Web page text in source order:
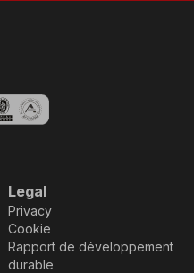
Legal
Privacy
Cookie
Rapport de développement
durable